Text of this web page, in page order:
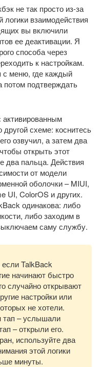
не так просто из-за
логики взаимодействия
вы включили
ее деактивации. Я
способа через
к настройкам.
с меню, где каждый
потом подтверждать
схеме: коснитесь
озвучил, а затем два
открыть этот
два пальца. Действия
от модели
оболочки – MIUI,
UI, ColorOS и других.
одинакова: либо
либо заходим в
саму службу.
TalkBack
начинают быстро
случайно открывают
настройки или
не хотели.
тап – услышали
– открыли его.
используйте два
этой логики
минуты.